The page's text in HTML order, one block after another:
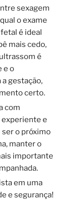
sexagem
o exame
é ideal
mais cedo,
é
e o
gestação,
certo.
com
e
o próximo
manter o
importante
em uma
e segurança!